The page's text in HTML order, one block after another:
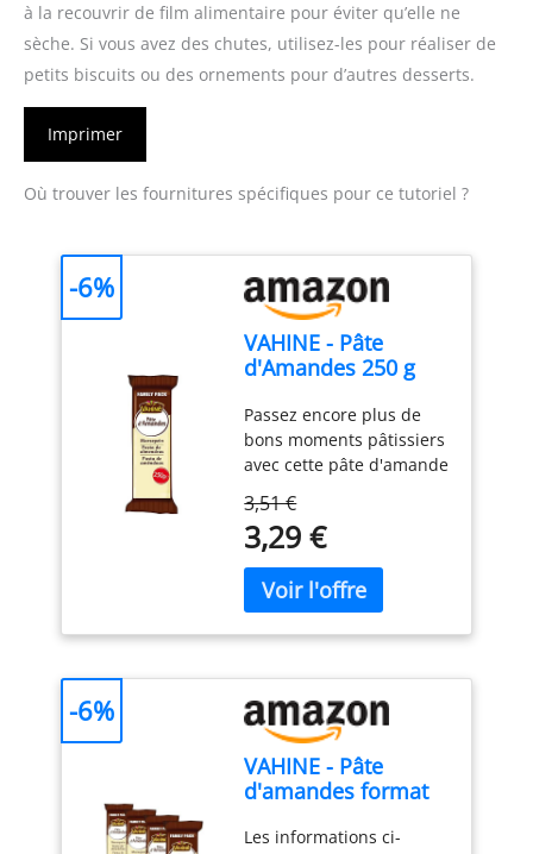
à la recouvrir de film alimentaire pour éviter qu’elle ne
sèche. Si vous avez des chutes, utilisez-les pour réaliser de
petits biscuits ou des ornements pour d’autres desserts.
Imprimer
Où trouver les fournitures spécifiques pour ce tutoriel ?
VAHINE - Pâte
d'Amandes 250 g
Passez encore plus de
bons moments pâtissiers
avec cette pâte d'amande
250 g Le plus souvent
utilisée pour réaliser des
couvertures de gâteaux,
la pâte d’amandes est
aussi l’ingrédient roi des
fruits déguisés En
découpés à l’emporte-
pièce
3,51 €
3,29 €
-6%
VAHINE - Pâte
d'amandes format
de 4)
Les informations ci-
-6%